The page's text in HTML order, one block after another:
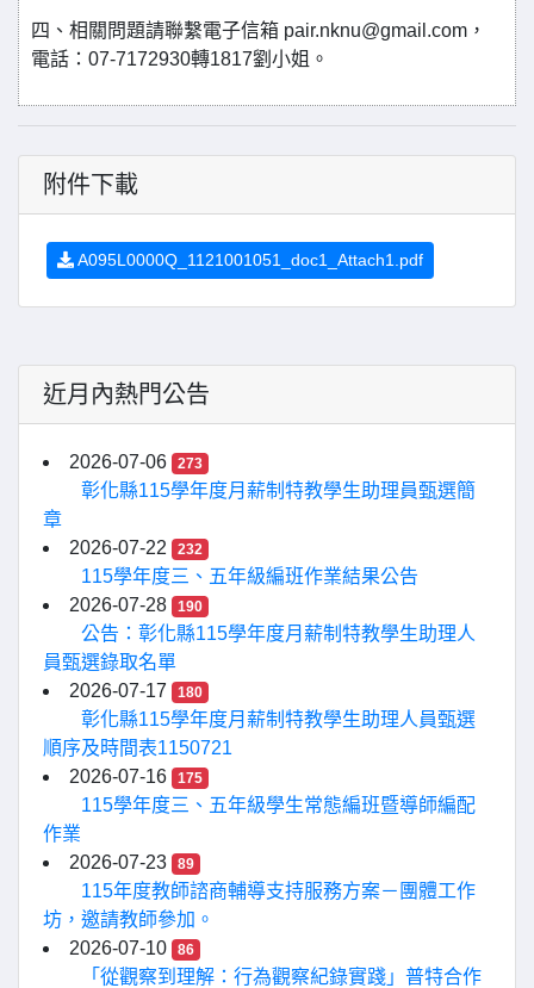
四、相關問題請聯繫電子信箱 pair.nknu@gmail.com，
電話：07-7172930轉1817劉小姐。
附件下載
A095L0000Q_1121001051_doc1_Attach1.pdf
近月內熱門公告
2026-07-06 273
彰化縣115學年度月薪制特教學生助理員甄選簡
章
2026-07-22
232
115學年度三、五年級編班作業結果公告
2026-07-28
190
公告：彰化縣115學年度月薪制特教學生助理人
員甄選錄取名單
2026-07-17
180
彰化縣115學年度月薪制特教學生助理人員甄選
順序及時間表1150721
2026-07-16
175
115學年度三、五年級學生常態編班暨導師編配
作業
2026-07-23
89
115年度教師諮商輔導支持服務方案－團體工作
坊，邀請教師參加。
2026-07-10
86
「從觀察到理解：行為觀察紀錄實踐」普特合作